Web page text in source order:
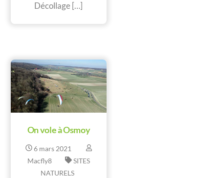
Décollage […]
On vole à Osmoy
6 mars 2021
Macfly8
SITES
NATURELS